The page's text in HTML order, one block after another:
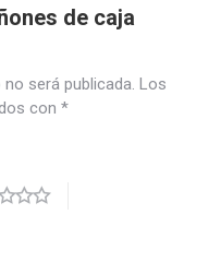
de caja
será publicada. Los
con *